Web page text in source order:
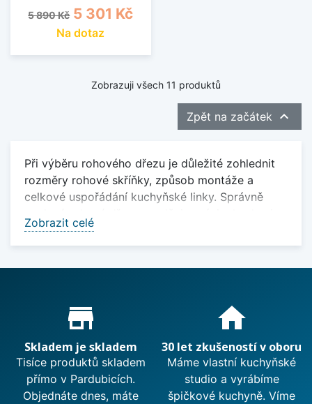
Běžná cena
5 890 Kč Cena
5 301 Kč
Na dotaz
Zobrazuji všech 11 produktů
Zpět na začátek 
Zobrazit celé
Při výběru rohového dřezu je důležité zohlednit
rozměry rohové skříňky, způsob montáže a
celkové uspořádání kuchyňské linky. Správně
přispívá k lepší organizaci prostoru.
zpracování jsou vhodné pro různé typy kuchyní.
Proč nakupovat u nás?
store_mall_directory
Skladem je skladem
Tisíce produktů skladem
přímo v Pardubicích.
Objednáte dnes, máte
home
30 let zkušeností v oboru
Máme vlastní kuchyňské
studio a vyrábíme
špičkové kuchyně. Víme